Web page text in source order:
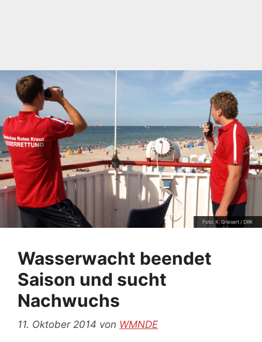
Foto: K. Griesert / DRK
Wasserwacht beendet
Saison und sucht
Nachwuchs
11. Oktober 2014 von WMNDE